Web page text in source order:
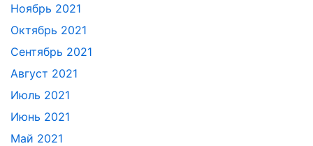
Ноябрь 2021
Октябрь 2021
Сентябрь 2021
Август 2021
Июль 2021
Июнь 2021
Май 2021